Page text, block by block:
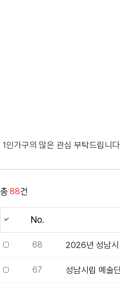
1인가구의 많은 관심 부탁드립니
총 88건
No.
68 2026년 성남시
67 성남시립 예술